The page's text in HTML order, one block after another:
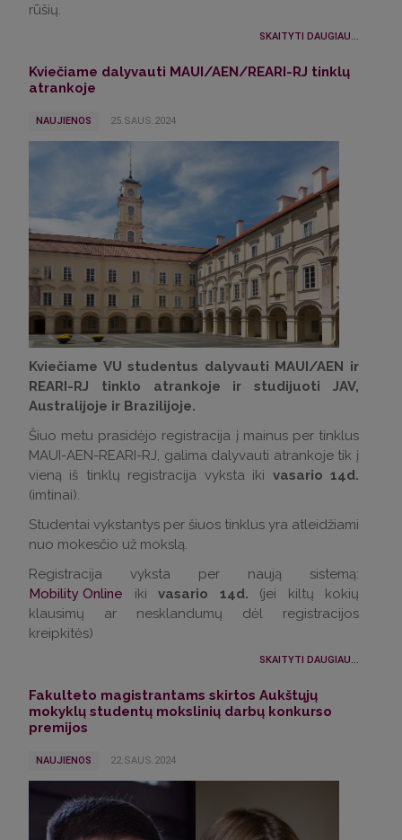
rūšių.
SKAITYTI DAUGIAU...
Kviečiame dalyvauti MAUI/AEN/REARI-RJ tinklų
atrankoje
NAUJIENOS 25.SAUS.2024
Kviečiame VU studentus dalyvauti MAUI/AEN ir
REARI-RJ tinklo atrankoje ir studijuoti JAV,
Australijoje ir Brazilijoje.
Šiuo metu prasidėjo registracija į mainus per tinklus
MAUI-AEN-REARI-RJ, galima dalyvauti atrankoje tik į
vieną iš tinklų registracija vyksta iki vasario 14d.
(imtinai).
Studentai vykstantys per šiuos tinklus yra atleidžiami
nuo mokesčio už mokslą.
Registracija vyksta per naują sistemą:
Mobility Online iki vasario 14d. (jei kiltų kokių
klausimų ar nesklandumų dėl registracijos
kreipkitės)
SKAITYTI DAUGIAU...
Fakulteto magistrantams skirtos Aukštųjų
mokyklų studentų mokslinių darbų konkurso
premijos
NAUJIENOS 22.SAUS.2024